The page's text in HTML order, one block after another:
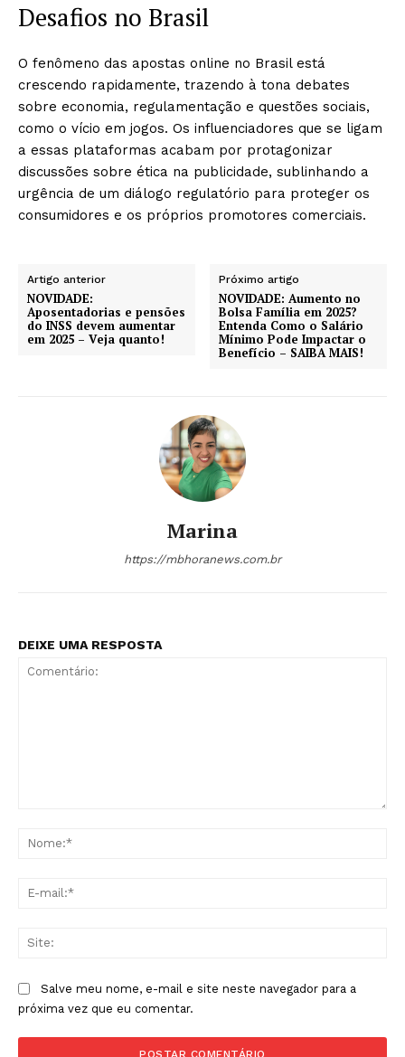
Desafios no Brasil
O fenômeno das apostas online no Brasil está
crescendo rapidamente, trazendo à tona debates
sobre economia, regulamentação e questões sociais,
como o vício em jogos. Os influenciadores que se ligam
a essas plataformas acabam por protagonizar
discussões sobre ética na publicidade, sublinhando a
urgência de um diálogo regulatório para proteger os
consumidores e os próprios promotores comerciais.
Artigo anterior
NOVIDADE:
Aposentadorias e pensões
do INSS devem aumentar
em 2025 – Veja quanto!
Próximo artigo
NOVIDADE: Aumento no
Bolsa Família em 2025?
Entenda Como o Salário
Mínimo Pode Impactar o
Benefício – SAIBA MAIS!
Marina
https://mbhoranews.com.br
DEIXE UMA RESPOSTA
Salve meu nome, e-mail e site neste navegador para a
próxima vez que eu comentar.